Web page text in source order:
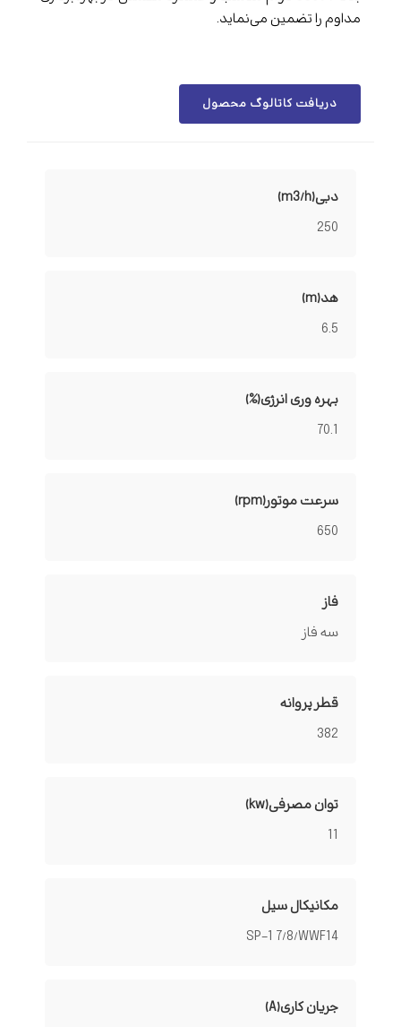
مداوم را تضمین می‌نماید.
دریافت کاتالوگ محصول
دبی(m3/h)
250
هد(m)
6.5
بهره وری انرژی(%)
70.1
سرعت موتور(rpm)
650
فاز
سه فاز
قطر پروانه
382
توان مصرفی(kw)
11
مکانیکال سیل
SP-1 7/8/WWF14
جریان کاری(A)